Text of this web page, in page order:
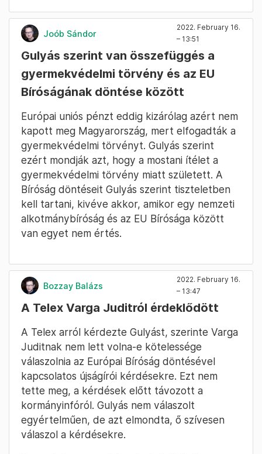
Joób Sándor
2022. February 16.
– 13:51
Gulyás szerint van összefüggés a
gyermekvédelmi törvény és az EU
Bíróságának döntése között
Európai uniós pénzt eddig kizárólag azért nem
kapott meg Magyarország, mert elfogadták a
gyermekvédelmi törvényt. Gulyás szerint
ezért mondják azt, hogy a mostani ítélet a
gyermekvédelmi törvény miatt született. A
Bíróság döntéseit Gulyás szerint tiszteletben
kell tartani, kivéve akkor, amikor egy nemzeti
alkotmánybíróság és az EU Bírósága között
van egyet nem értés.
Bozzay Balázs
2022. February 16.
– 13:47
A Telex Varga Juditról érdeklődött
A Telex arról kérdezte Gulyást, szerinte Varga
Juditnak nem lett volna-e kötelessége
válaszolnia az Európai Bíróság döntésével
kapcsolatos újságírói kérdésekre. Ezt nem
tette meg, a kérdések előtt távozott a
kormányinfóról. Gulyás nem válaszolt
egyértelműen, de azt elmondta, ő szívesen
válaszol a kérdésekre.